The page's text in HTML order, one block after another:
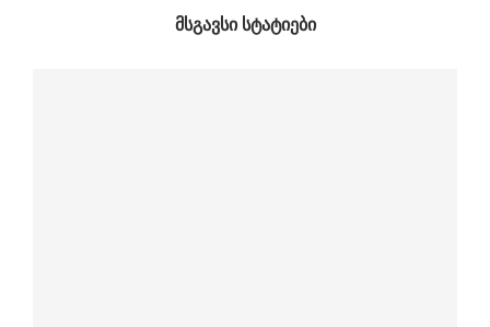
ᲛᲡᲒᲐᲕᲡᲘ ᲡᲢᲐᲢᲘᲔᲑᲘ